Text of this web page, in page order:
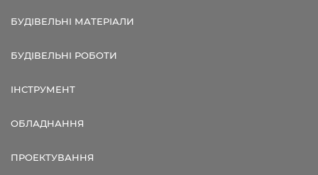
БУДІВЕЛЬНІ МАТЕРІАЛИ
БУДІВЕЛЬНІ РОБОТИ
ІНСТРУМЕНТ
ОБЛАДНАННЯ
ПРОЕКТУВАННЯ